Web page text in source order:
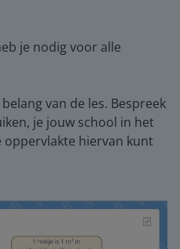
je nodig voor alle
van de les. Bespreek
je jouw school in het
oppervlakte hiervan kunt